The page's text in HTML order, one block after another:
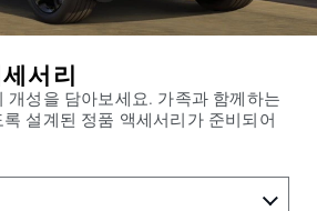
서리
개성을 담아보세요. 가족과 함께하는
설계된 정품 액세서리가 준비되어